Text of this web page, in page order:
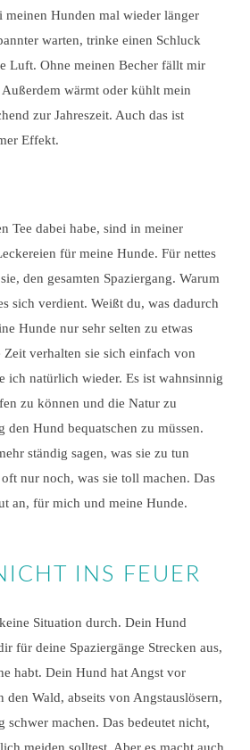
meinen Hunden mal wieder länger
warten, trinke einen Schluck
Luft. Ohne meinen Becher fällt mir
wärmt oder kühlt mein
zur Jahreszeit. Auch das ist
Effekt.
Tee dabei habe, sind in meiner
für meine Hunde. Für nettes
den gesamten Spaziergang. Warum
sich verdient. Weißt du, was dadurch
Hunde nur sehr selten zu etwas
verhalten sie sich einfach von
ich natürlich wieder. Es ist wahnsinnig
zu können und die Natur zu
den Hund bequatschen zu müssen.
ständig sagen, was sie zu tun
nur noch, was sie toll machen. Das
an, für mich und meine Hunde.
INS FEUER
Situation durch. Dein Hund
für deine Spaziergänge Strecken aus,
habt. Dein Hund hat Angst vor
den Wald, abseits von Angstauslösern,
schwer machen. Das bedeutet nicht,